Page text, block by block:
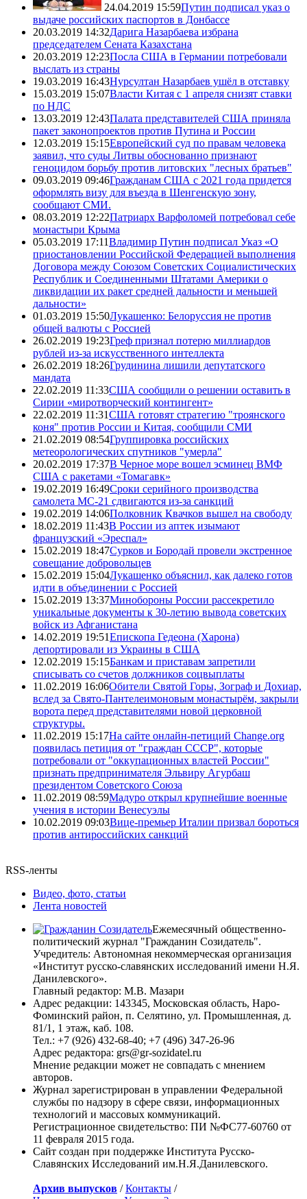
24.04.2019 15:59Путин подписал указ о
выдаче российских паспортов в Донбассе
20.03.2019 14:32Дарига Назарбаева избрана
председателем Сената Казахстана
20.03.2019 12:23Посла США в Германии потребовали
выслать из страны
19.03.2019 16:43Нурсултан Назарбаев ушёл в отставку
15.03.2019 15:07Власти Китая с 1 апреля снизят ставки
по НДС
13.03.2019 12:43Палата представителей США приняла
пакет законопроектов против Путина и России
12.03.2019 15:15Европейский суд по правам человека
заявил, что суды Литвы обоснованно признают
геноцидом борьбу против литовских "лесных братьев"
09.03.2019 09:46Гражданам США с 2021 года придется
оформлять визу для въезда в Шенгенскую зону,
сообщают СМИ.
08.03.2019 12:22Патриарх Варфоломей потребовал себе
монастыри Крыма
05.03.2019 17:11Владимир Путин подписал Указ «О
приостановлении Российской Федерацией выполнения
Договора между Союзом Советских Социалистических
Республик и Соединенными Штатами Америки о
ликвидации их ракет средней дальности и меньшей
дальности»
01.03.2019 15:50Лукашенко: Белоруссия не против
общей валюты с Россией
26.02.2019 19:23Греф признал потерю миллиардов
рублей из-за искусственного интеллекта
26.02.2019 18:26Грудинина лишили депутатского
мандата
22.02.2019 11:33США сообщили о решении оставить в
Сирии «миротворческий контингент»
22.02.2019 11:31США готовят стратегию "троянского
коня" против России и Китая, сообщили СМИ
21.02.2019 08:54Группировка российских
метеорологических спутников "умерла"
20.02.2019 17:37В Черное море вошел эсминец ВМФ
США с ракетами «Томагавк»
19.02.2019 16:49Сроки серийного производства
самолета МС-21 сдвигаются из-за санкций
19.02.2019 14:06Полковник Квачков вышел на свободу
18.02.2019 11:43В России из аптек изымают
французский «Эреспал»
15.02.2019 18:47Сурков и Бородай провели экстренное
совещание добровольцев
15.02.2019 15:04Лукашенко объяснил, как далеко готов
идти в объединении с Россией
15.02.2019 13:37Минобороны России рассекретило
уникальные документы к 30-летию вывода советских
войск из Афганистана
14.02.2019 19:51Епископа Гедеона (Харона)
депортировали из Украины в США
12.02.2019 15:15Банкам и приставам запретили
списывать со счетов должников соцвыплаты
11.02.2019 16:06Обители Святой Горы, Зограф и Дохиар,
вслед за Свято-Пантелеимоновым монастырём, закрыли
ворота перед представителями новой церковной
структуры.
11.02.2019 15:17На сайте онлайн-петиций Change.org
появилась петиция от "граждан СССР", которые
потребовали от "оккупационных властей России"
признать предпринимателя Эльвиру Агурбаш
президентом Советского Союза
11.02.2019 08:59Мадуро открыл крупнейшие военные
учения в истории Венесуэлы
10.02.2019 09:03Вице-премьер Италии призвал бороться
против антироссийских санкций
RSS-ленты
Видео, фото, статьи
Лента новостей
Ежемесячный общественно-
политический журнал "Гражданин Созидатель".
Учредитель: Автономная некоммерческая организация
«Институт русско-славянских исследований имени Н.Я.
Данилевского».
Главный редактор: М.В. Мазари
Адрес редакции: 143345, Московская область, Наро-
Фоминский район, п. Селятино, ул. Промышленная, д.
81/1, 1 этаж, каб. 108.
Тел.: +7 (926) 432-68-40; +7 (496) 347-26-96
Адрес редактора: grs@gr-sozidatel.ru
Мнение редакции может не совпадать с мнением
авторов.
Журнал зарегистрирован в управлении Федеральной
службы по надзору в сфере связи, информационных
технологий и массовых коммуникаций.
Регистрационное свидетельство: ПИ №ФС77-60760 от
11 февраля 2015 года.
Сайт создан при поддержке Института Русско-
Славянских Исследований им.Н.Я.Данилевского.
Архив выпусков /Контакты /